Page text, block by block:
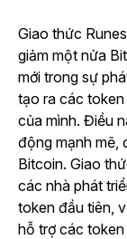
Giao thức
giảm một nửa
mới trong sự
tạo ra các
của mình. Điều
động mạnh mẽ,
Bitcoin. Giao
các nhà phát
token đầu tiên,
hỗ trợ các